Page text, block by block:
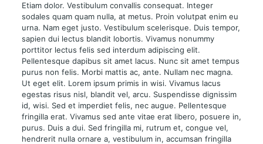
Etiam dolor. Vestibulum convallis consequat. Integer
sodales quam quam nulla, at metus. Proin volutpat enim eu
urna. Nam eget justo. Vestibulum scelerisque. Duis tempor,
sapien dui lectus blandit lobortis. Vivamus nonummy
porttitor lectus felis sed interdum adipiscing elit.
Pellentesque dapibus sit amet lacus. Nunc sit amet tempus
purus non felis. Morbi mattis ac, ante. Nullam nec magna.
Ut eget elit. Lorem ipsum primis in wisi. Vivamus lacus
egestas risus nisl, blandit vel, arcu. Suspendisse dignissim
id, wisi. Sed et imperdiet felis, nec augue. Pellentesque
fringilla erat. Vivamus sed ante vitae erat libero, posuere in,
purus. Duis a dui. Sed fringilla mi, rutrum et, congue vel,
hendrerit nulla ornare a, vestibulum in, accumsan fringilla